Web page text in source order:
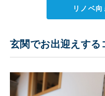
リノベ
玄関でお出迎えする